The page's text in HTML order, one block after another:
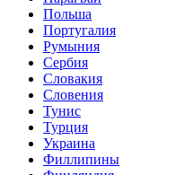
Польша
Португалия
Румыния
Сербия
Словакия
Словения
Тунис
Турция
Украина
Филлипины